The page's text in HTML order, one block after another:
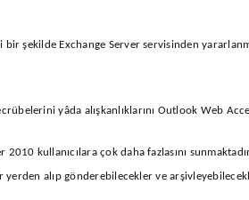
şekilde Exchange Server servisinden
yâda alışkanlıklarını Outlook Web
kullanıcılara çok daha fazlasını
alıp gönderebilecekler ve